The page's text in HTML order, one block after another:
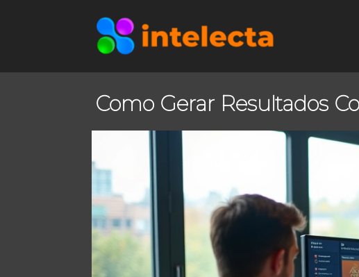
Como Gerar Resultados